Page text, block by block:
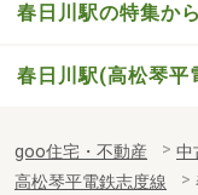
春日川駅の特集か
春日川駅(高松琴平
goo住宅・不動産 中
高松琴平電鉄志度線